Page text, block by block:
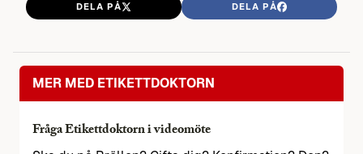
DELA PÅ DELA PÅ
MER MED ETIKETTDOKTORN
Fråga Etikettdoktorn i videomöte